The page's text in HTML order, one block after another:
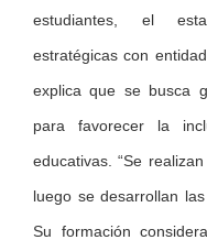
estudiantes, el
estratégicas con
explica que se busca
para favorecer la
educativas. “Se
luego se desarrollan
Su formación